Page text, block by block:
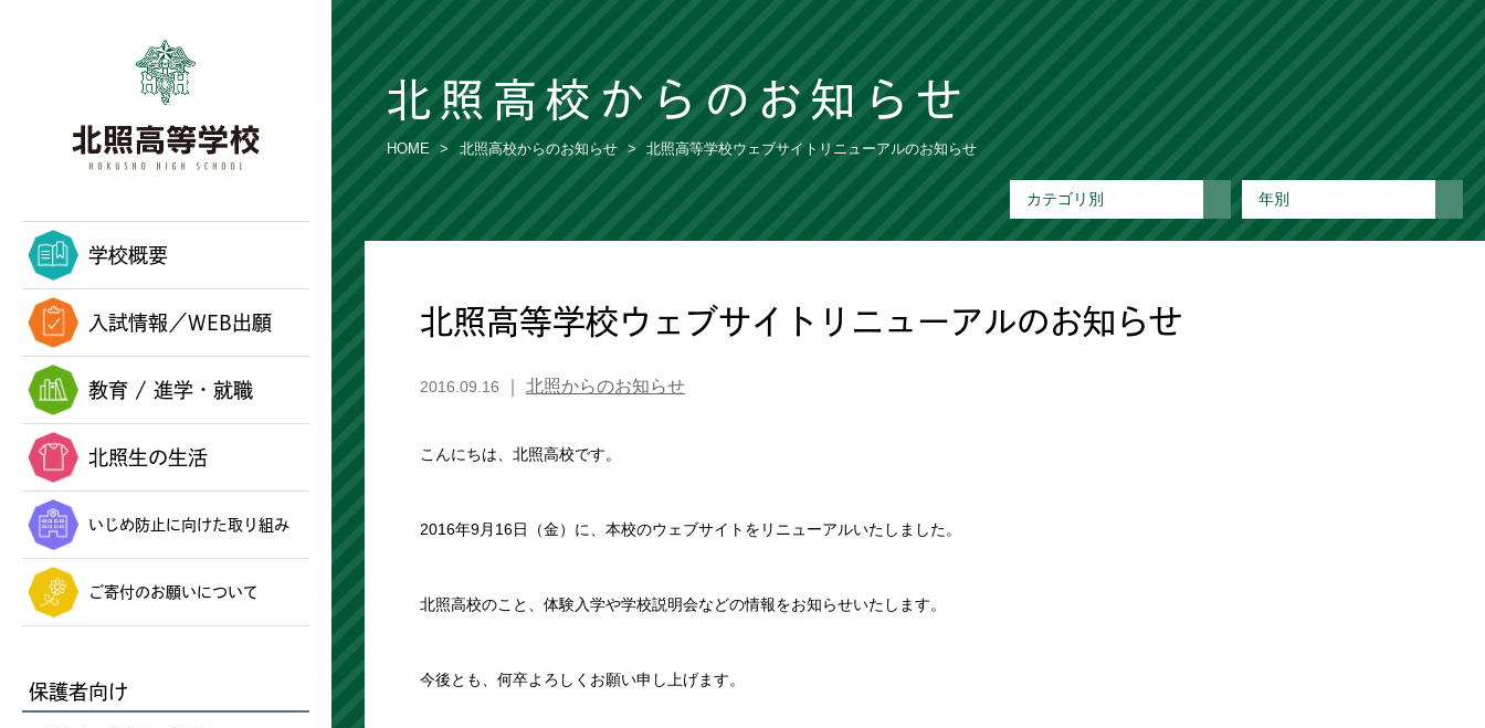
学校概要
入試情報／WEB出願
教育 / 進学・就職
北照生の生活
いじめ防止に向けた取り組み
ご寄付のお願いについて
保護者向け
北照高校からのお知らせ
HOME 北照高校からのお知らせ 北照高等学校ウェブサイトリニューアルのお知らせ
カテゴリ別 年別
北照高等学校ウェブサイトリニューアルのお知らせ
2016.09.16 北照からのお知らせ
こんにちは、北照高校です。
2016年9月16日（金）に、本校のウェブサイトをリニューアルいたしました。
北照高校のこと、体験入学や学校説明会などの情報をお知らせいたします。
今後とも、何卒よろしくお願い申し上げます。